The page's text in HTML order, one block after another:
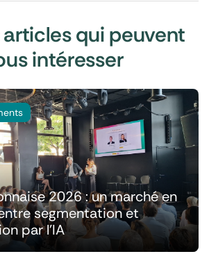
qui peuvent
intéresser
2026 : un marché en
segmentation et
par l'IA